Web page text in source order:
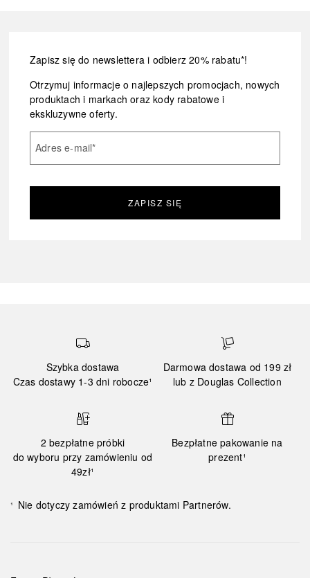
Zapisz się do newslettera i odbierz 20% rabatu*!
Otrzymuj informacje o najlepszych promocjach, nowych
produktach i markach oraz kody rabatowe i
ekskluzywne oferty.
Adres e-mail*
ZAPISZ SIĘ
Szybka dostawa
Czas dostawy 1-3 dni robocze¹
Darmowa dostawa od 199 zł
lub z Douglas Collection
2 bezpłatne próbki
do wyboru przy zamówieniu od
49zł¹
Bezpłatne pakowanie na
prezent¹
¹ Nie dotyczy zamówień z produktami Partnerów.